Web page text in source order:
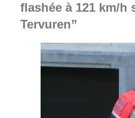
flashée à 121 km/h
Tervuren”